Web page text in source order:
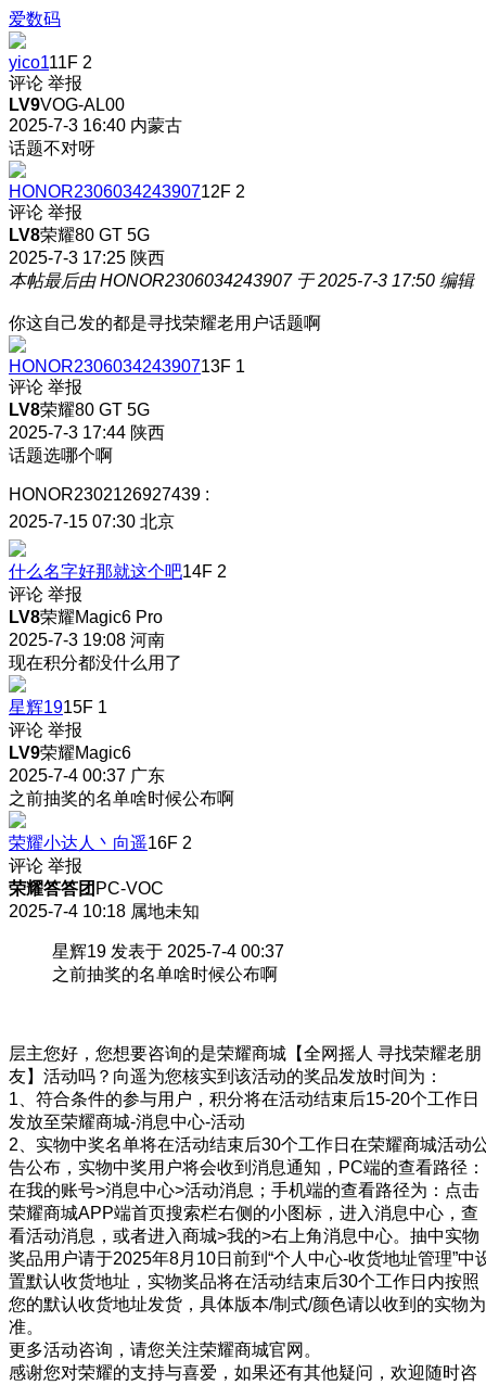
爱数码
yico111F 2
评论 举报
LV9VOG-AL00
2025-7-3 16:40 内蒙古
话题不对呀
HONOR230603424390712F 2
评论 举报
LV8荣耀80 GT 5G
2025-7-3 17:25 陕西
本帖最后由 HONOR2306034243907 于 2025-7-3 17:50 编辑
你这自己发的都是寻找荣耀老用户话题啊
HONOR230603424390713F 1
评论 举报
LV8荣耀80 GT 5G
2025-7-3 17:44 陕西
话题选哪个啊
HONOR2302126927439 :
2025-7-15 07:30 北京
什么名字好那就这个吧14F 2
评论 举报
LV8荣耀Magic6 Pro
2025-7-3 19:08 河南
现在积分都没什么用了
星辉1915F 1
评论 举报
LV9荣耀Magic6
2025-7-4 00:37 广东
之前抽奖的名单啥时候公布啊
荣耀小达人丶向遥16F 2
评论 举报
荣耀答答团 PC-VOC
2025-7-4 10:18 属地未知
星辉19 发表于 2025-7-4 00:37
之前抽奖的名单啥时候公布啊
层主您好，您想要咨询的是荣耀商城【全网摇人 寻找荣耀老朋
友】活动吗？向遥为您核实到该活动的奖品发放时间为：
1、符合条件的参与用户，积分将在活动结束后15-20个工作日
发放至荣耀商城-消息中心-活动
2、实物中奖名单将在活动结束后30个工作日在荣耀商城活动
告公布，实物中奖用户将会收到消息通知，PC端的查看路径：
在我的账号>消息中心>活动消息；手机端的查看路径为：点击
荣耀商城APP端首页搜索栏右侧的小图标，进入消息中心，查
看活动消息，或者进入商城>我的>右上角消息中心。抽中实物
奖品用户请于2025年8月10日前到“个人中心-收货地址管理”中
置默认收货地址，实物奖品将在活动结束后30个工作日内按照
您的默认收货地址发货，具体版本/制式/颜色请以收到的实物为
准。
更多活动咨询，请您关注荣耀商城官网。
感谢您对荣耀的支持与喜爱，如果还有其他疑问，欢迎随时咨